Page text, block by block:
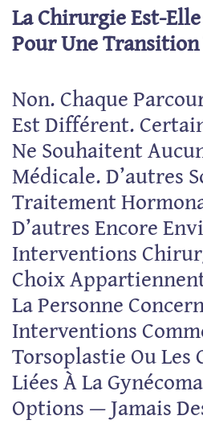
La Chirurgie Est-
Pour Une Transition
Non. Chaque
Est Différent.
Ne Souhaitent
Médicale. D’autres
Traitement
D’autres Encore
Interventions
Choix
La Personne
Interventions
Torsoplastie Ou Les
Liées À La
Options — Jamais